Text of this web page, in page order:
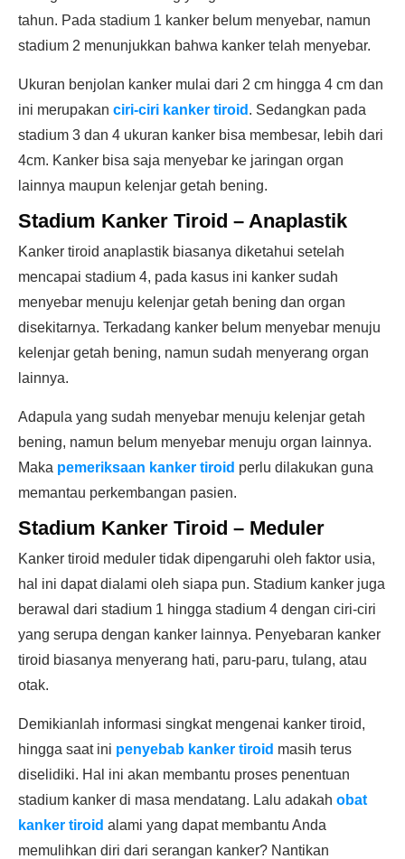
tahun. Pada stadium 1 kanker belum menyebar, namun
stadium 2 menunjukkan bahwa kanker telah menyebar.
Ukuran benjolan kanker mulai dari 2 cm hingga 4 cm dan
ini merupakan ciri-ciri kanker tiroid . Sedangkan pada
stadium 3 dan 4 ukuran kanker bisa membesar, lebih dari
4cm. Kanker bisa saja menyebar ke jaringan organ
lainnya maupun kelenjar getah bening.
Stadium Kanker Tiroid – Anaplastik
Kanker tiroid anaplastik biasanya diketahui setelah
mencapai stadium 4, pada kasus ini kanker sudah
menyebar menuju kelenjar getah bening dan organ
disekitarnya. Terkadang kanker belum menyebar menuju
kelenjar getah bening, namun sudah menyerang organ
lainnya.
Adapula yang sudah menyebar menuju kelenjar getah
bening, namun belum menyebar menuju organ lainnya.
Maka pemeriksaan kanker tiroid perlu dilakukan guna
memantau perkembangan pasien.
Stadium Kanker Tiroid – Meduler
Kanker tiroid meduler tidak dipengaruhi oleh faktor usia,
hal ini dapat dialami oleh siapa pun. Stadium kanker juga
berawal dari stadium 1 hingga stadium 4 dengan ciri-ciri
yang serupa dengan kanker lainnya. Penyebaran kanker
tiroid biasanya menyerang hati, paru-paru, tulang, atau
otak.
Demikianlah informasi singkat mengenai kanker tiroid,
hingga saat ini penyebab kanker tiroid masih terus
diselidiki. Hal ini akan membantu proses penentuan
stadium kanker di masa mendatang. Lalu adakah obat
kanker tiroid alami yang dapat membantu Anda
memulihkan diri dari serangan kanker? Nantikan